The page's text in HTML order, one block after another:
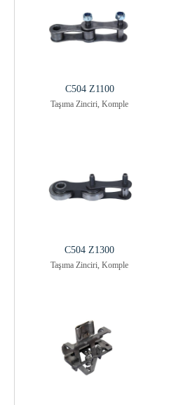
C504 Z1100
Taşıma Zinciri, Komple
C504 Z1300
Taşıma Zinciri, Komple